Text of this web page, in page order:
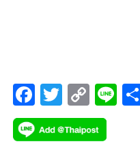
F
ac
e
T
wi
tt
C
o
p
Li